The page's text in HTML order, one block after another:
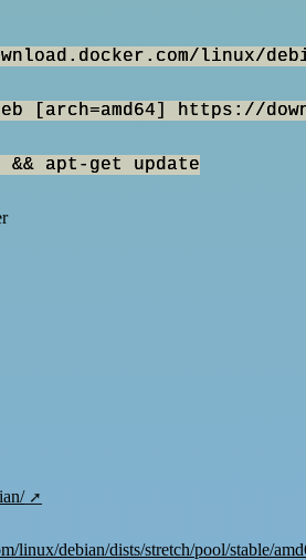
linux/
[arch=amd64] https://
apt-get update
linux/debian/dists/stretch/pool/stable/